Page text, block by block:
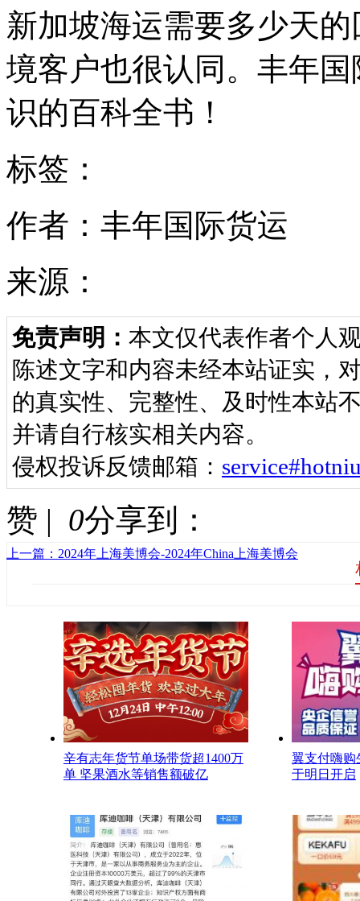
新加坡海运需要多少天
境客户也很认同。丰年
识的百科全书！
标签：
作者：丰年国际货运
来源：
免责声明： 本文仅代表作者个人
陈述文字和内容未经本站证实，
的真实性、完整性、及时性本站
并请自行核实相关内容。
侵权投诉反馈邮箱：
赞 | 0分享到：
上一篇：2024年上海美博会-2024年China上海美博会
辛有志年货节单场带货超1400万
单 坚果酒水等销售额破亿
翼支付嗨购
于明日开启